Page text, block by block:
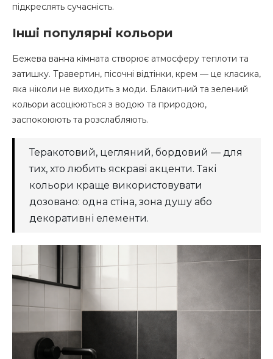
підкреслять сучасність.
Інші популярні кольори
Бежева ванна кімната створює атмосферу теплоти та
затишку. Травертин, пісочні відтінки, крем — це класика,
яка ніколи не виходить з моди. Блакитний та зелений
кольори асоціюються з водою та природою,
заспокоюють та розслабляють.
Теракотовий, цегляний, бордовий — для
тих, хто любить яскраві акценти. Такі
кольори краще використовувати
дозовано: одна стіна, зона душу або
декоративні елементи.